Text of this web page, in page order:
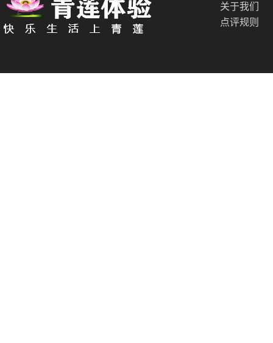
关于我们
点评规则